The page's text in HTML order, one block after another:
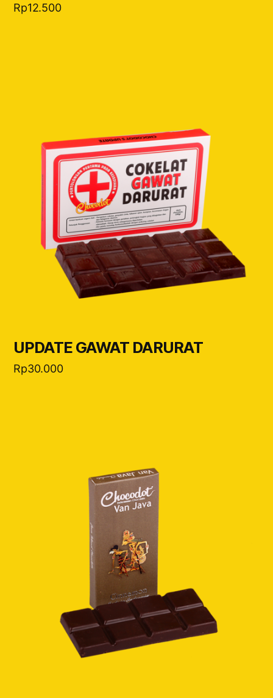
Rp12.500
UPDATE GAWAT DARURAT
Rp30.000